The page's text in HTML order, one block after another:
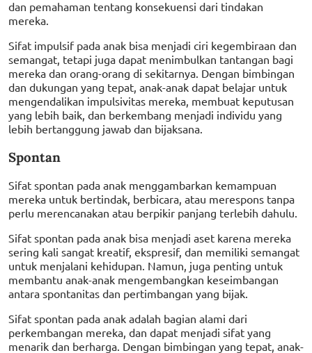
dan pemahaman tentang konsekuensi dari tindakan
mereka.
Sifat impulsif pada anak bisa menjadi ciri kegembiraan dan
semangat, tetapi juga dapat menimbulkan tantangan bagi
mereka dan orang-orang di sekitarnya. Dengan bimbingan
dan dukungan yang tepat, anak-anak dapat belajar untuk
mengendalikan impulsivitas mereka, membuat keputusan
yang lebih baik, dan berkembang menjadi individu yang
lebih bertanggung jawab dan bijaksana.
Spontan
Sifat spontan pada anak menggambarkan kemampuan
mereka untuk bertindak, berbicara, atau merespons tanpa
perlu merencanakan atau berpikir panjang terlebih dahulu.
Sifat spontan pada anak bisa menjadi aset karena mereka
sering kali sangat kreatif, ekspresif, dan memiliki semangat
untuk menjalani kehidupan. Namun, juga penting untuk
membantu anak-anak mengembangkan keseimbangan
antara spontanitas dan pertimbangan yang bijak.
Sifat spontan pada anak adalah bagian alami dari
perkembangan mereka, dan dapat menjadi sifat yang
menarik dan berharga. Dengan bimbingan yang tepat, anak-